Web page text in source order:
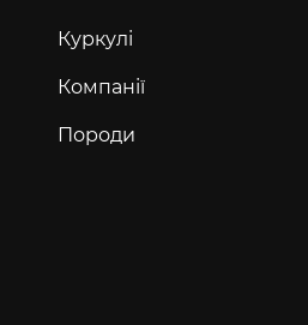
Куркулі
Компанії
Породи